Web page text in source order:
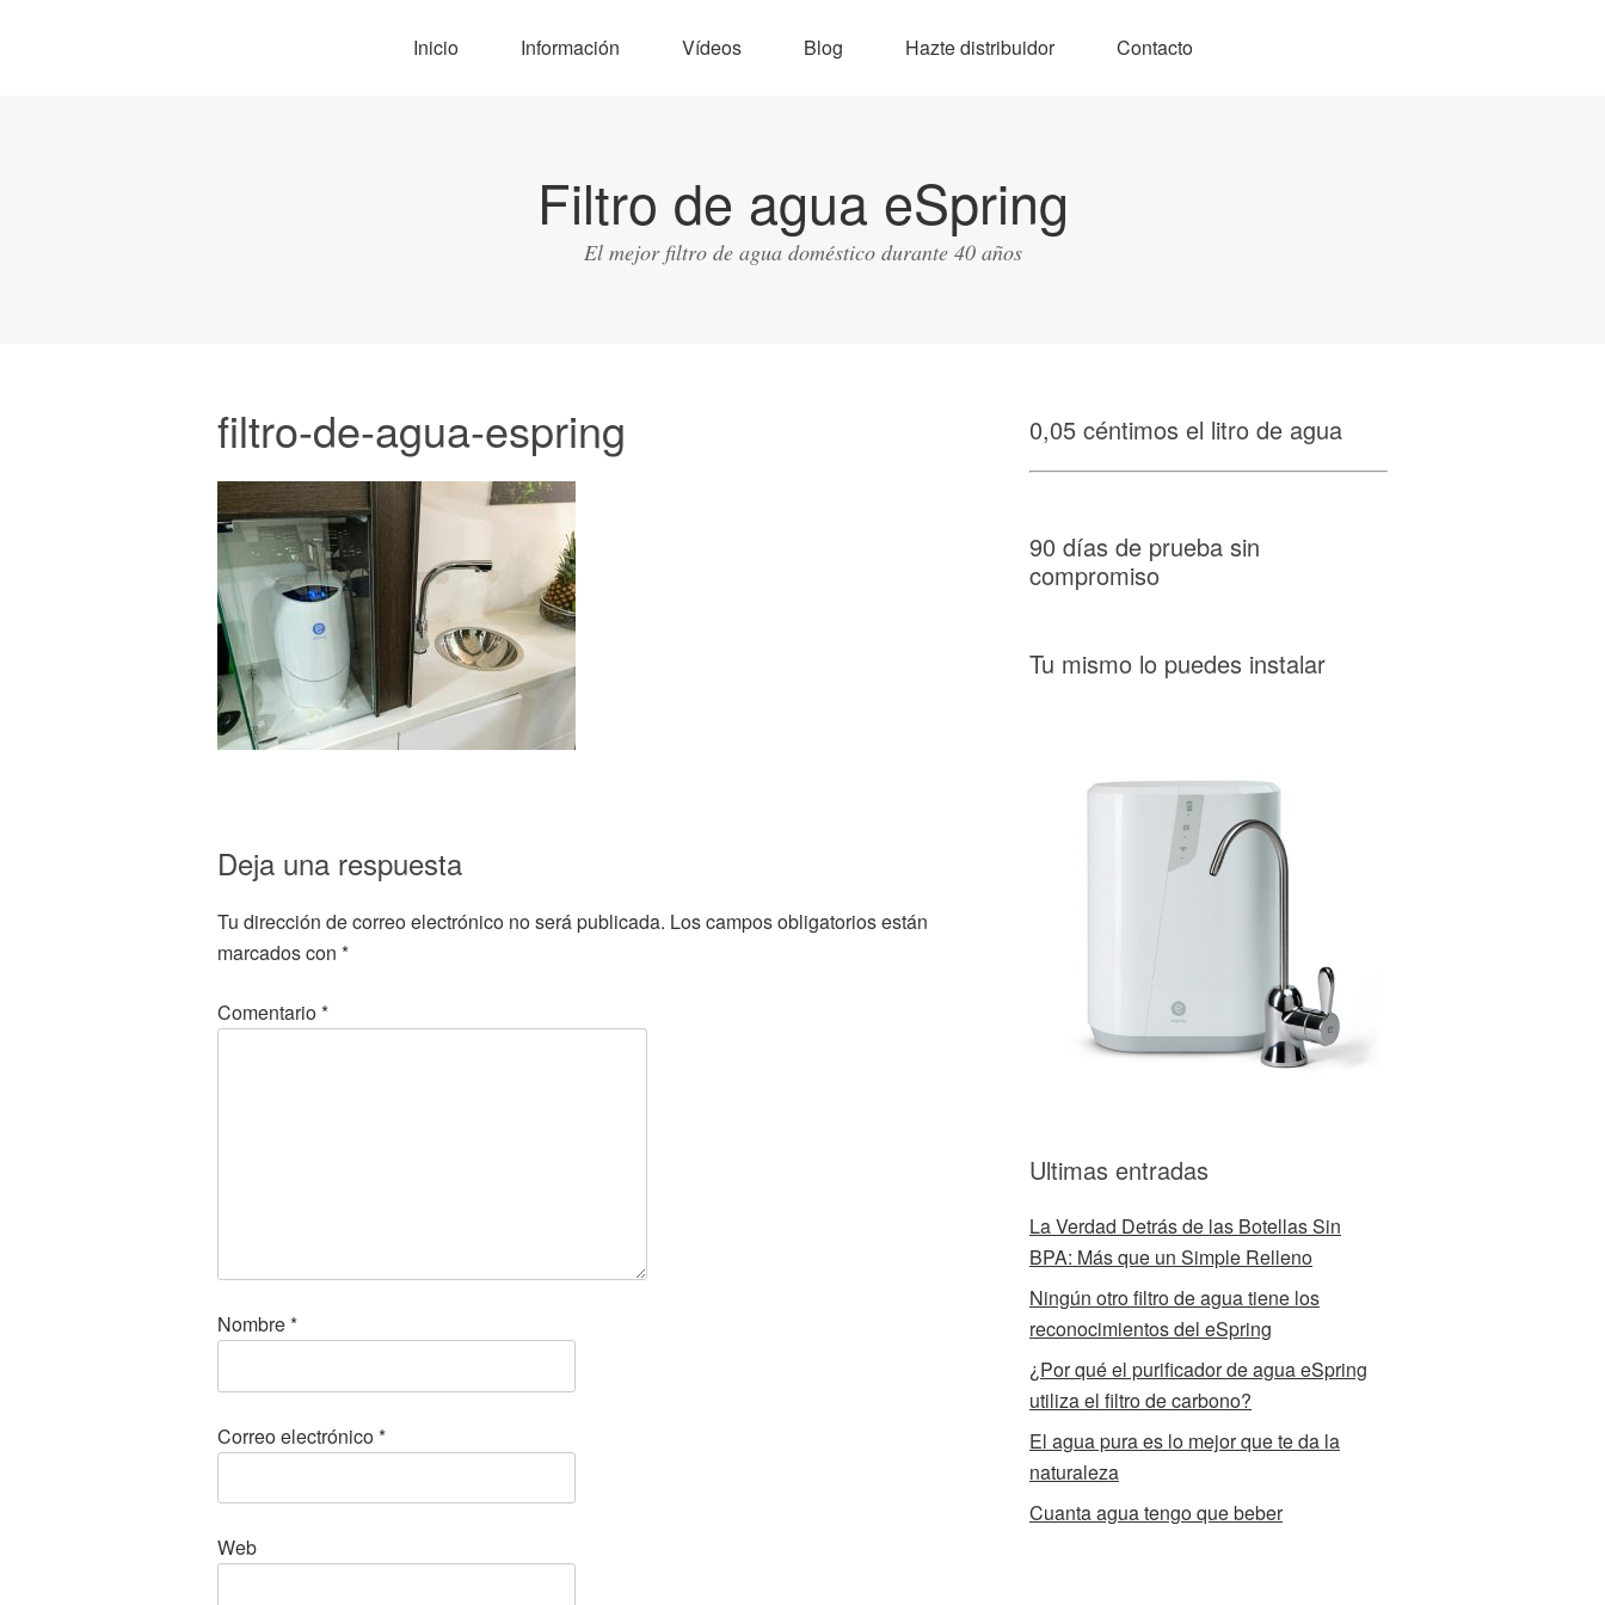
Inicio Información Vídeos Blog Hazte distribuidor Contacto
Filtro de agua eSpring
El mejor filtro de agua doméstico durante 40 años
filtro-de-agua-espring
Deja una respuesta
Tu dirección de correo electrónico no será publicada. Los campos obligatorios están
marcados con *
Comentario*
Nombre*
Correo electrónico*
Web
0,05 céntimos el litro de agua
90 días de prueba sin
compromiso
Tu mismo lo puedes instalar
Ultimas entradas
La Verdad Detrás de las Botellas Sin
BPA: Más que un Simple Relleno
Ningún otro filtro de agua tiene los
reconocimientos del eSpring
¿Por qué el purificador de agua eSpring
utiliza el filtro de carbono?
El agua pura es lo mejor que te da la
naturaleza
Cuanta agua tengo que beber